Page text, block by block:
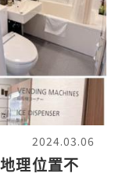
2024.03.06
理位置不